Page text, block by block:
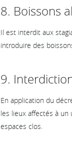
8. Boissons
Il est interdit aux
introduire des
9.
En application du
les lieux affectés à un
espaces clos.